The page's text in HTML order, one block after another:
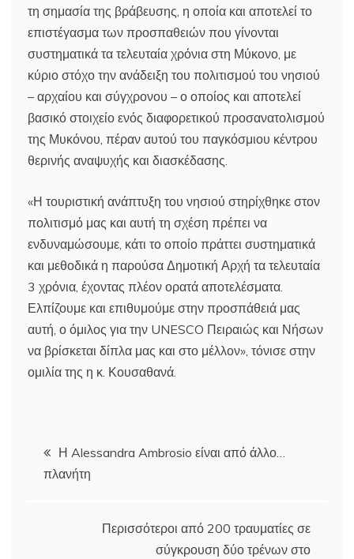
τη σημασία της βράβευσης, η οποία και αποτελεί το
επιστέγασμα των προσπαθειών που γίνονται
συστηματικά τα τελευταία χρόνια στη Μύκονο, με
κύριο στόχο την ανάδειξη του πολιτισμού του νησιού
– αρχαίου και σύγχρονου – ο οποίος και αποτελεί
βασικό στοιχείο ενός διαφορετικού προσανατολισμού
της Μυκόνου, πέραν αυτού του παγκόσμιου κέντρου
θερινής αναψυχής και διασκέδασης.
«Η τουριστική ανάπτυξη του νησιού στηρίχθηκε στον
πολιτισμό μας και αυτή τη σχέση πρέπει να
ενδυναμώσουμε, κάτι το οποίο πράττει συστηματικά
και μεθοδικά η παρούσα Δημοτική Αρχή τα τελευταία
3 χρόνια, έχοντας πλέον ορατά αποτελέσματα.
Ελπίζουμε και επιθυμούμε στην προσπάθειά μας
αυτή, ο όμιλος για την UNESCO Πειραιώς και Νήσων
να βρίσκεται δίπλα μας και στο μέλλον», τόνισε στην
ομιλία της η κ. Κουσαθανά.
Πλοήγηση
άρθρων
Η Alessandra Ambrosio είναι από άλλο…
πλανήτη
Περισσότεροι από 200 τραυματίες σε
σύγκρουση δύο τρένων στο